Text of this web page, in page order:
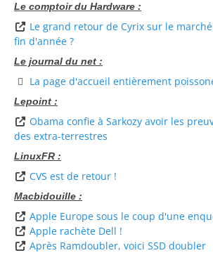
Le comptoir du Hardware :
Le grand retour de Cyrix sur le
fin d'année ?
Le journal du net :
La page d'accueil entièrement
Lepoint :
Obama confie à Sarkozy avoir les
des extra-terrestres
LinuxFR :
CVS est de retour !
Macbidouille :
Apple Europe sous le coup d'une
Apple rachète Dell !
Après Ramdoubler, voici SSD doubler